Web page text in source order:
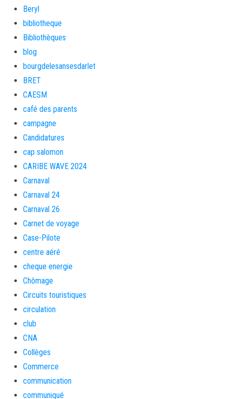
Beryl
bibliotheque
Bibliothèques
blog
bourgdelesansesdarlet
BRET
CAESM
café des parents
campagne
Candidatures
cap salomon
CARIBE WAVE 2024
Carnaval
Carnaval 24
Carnaval 26
Carnet de voyage
Case-Pilote
centre aéré
cheque energie
Chômage
Circuits touristiques
circulation
club
CNA
Collèges
Commerce
communication
communiqué